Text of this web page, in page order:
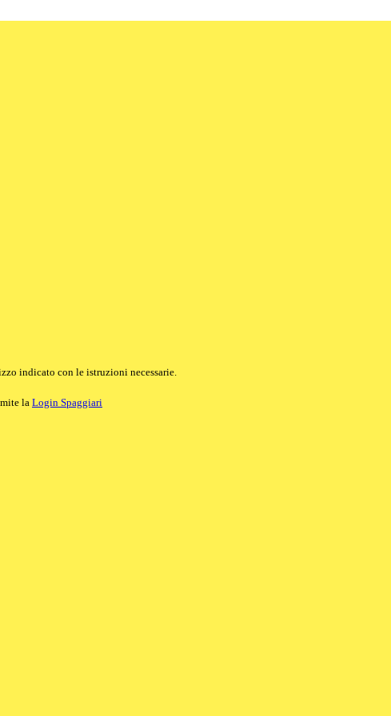
indicato con le istruzioni necessarie.
la Login Spaggiari